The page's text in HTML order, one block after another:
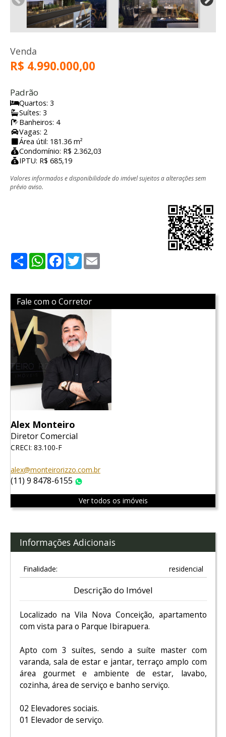
Venda
R$ 4.990.000,00
Padrão
Quartos: 3
Suítes: 3
Banheiros: 4
Vagas: 2
Área útil: 181.36 m²
Condomínio: R$ 2.362,03
IPTU: R$ 685,19
Valores informados e disponibilidade do imóvel sujeitos a alterações sem
prévio aviso.
ShareWhatsApp
Facebook
Twitter
Fale com o Corretor
Alex Monteiro
Diretor Comercial
CRECI: 83.100-F
alex@monteirorizzo.com.br
(11) 9 8478-6155
Ver todos os imóveis
Informações Adicionais
Finalidade: residencial
Descrição do Imóvel
Localizado na Vila Nova Conceição, apartamento
com vista para o Parque Ibirapuera.
Apto com 3 suítes, sendo a suíte master com
varanda, sala de estar e jantar, terraço amplo com
área gourmet e ambiente de estar, lavabo,
cozinha, área de serviço e banho serviço.
02 Elevadores sociais.
01 Elevador de serviço.